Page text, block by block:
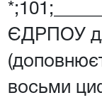
ЄДРПОУ
восьми